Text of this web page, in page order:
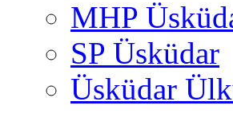
MHP
SP Üsküdar
Üsküdar